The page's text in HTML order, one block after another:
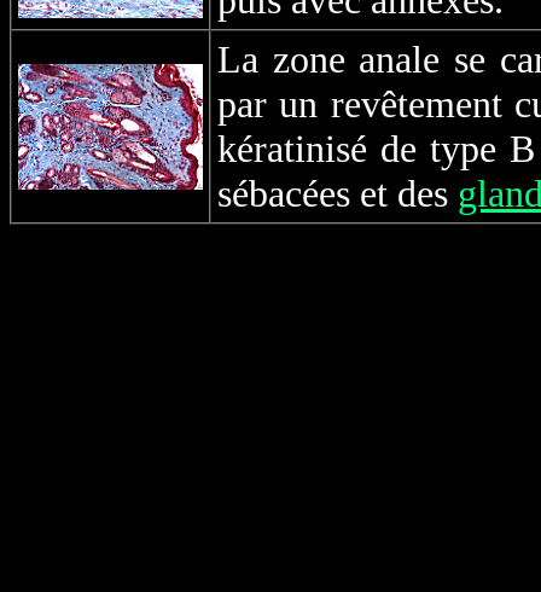
La zone anale se
par un revêtement
kératinisé de type
sébacées et des